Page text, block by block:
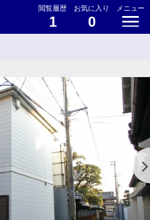
閲覧履歴
1
お気に入り
0
メニュー